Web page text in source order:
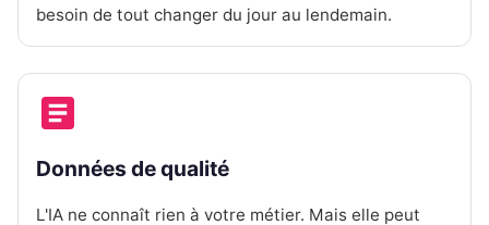
besoin de tout changer du jour au lendemain.
Données de qualité
L'IA ne connaît rien à votre métier. Mais elle peut